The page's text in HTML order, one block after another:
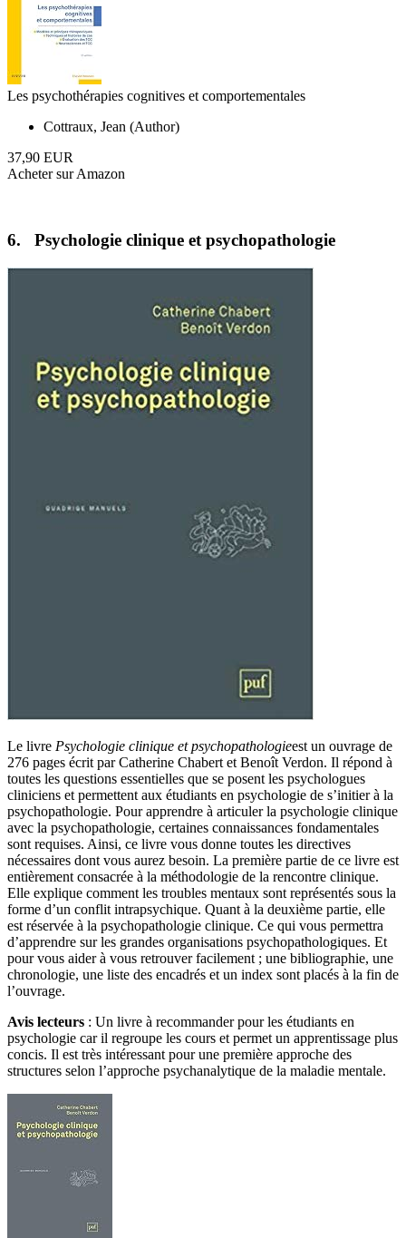
Les psychothérapies cognitives et comportementales
Cottraux, Jean (Author)
37,90 EUR
Acheter sur Amazon
6. Psychologie clinique et psychopathologie
Le livre Psychologie clinique et psychopathologieest un ouvrage de
276 pages écrit par Catherine Chabert et Benoît Verdon. Il répond à
toutes les questions essentielles que se posent les psychologues
cliniciens et permettent aux étudiants en psychologie de s’initier à la
psychopathologie. Pour apprendre à articuler la psychologie clinique
avec la psychopathologie, certaines connaissances fondamentales
sont requises. Ainsi, ce livre vous donne toutes les directives
nécessaires dont vous aurez besoin. La première partie de ce livre est
entièrement consacrée à la méthodologie de la rencontre clinique.
Elle explique comment les troubles mentaux sont représentés sous la
forme d’un conflit intrapsychique. Quant à la deuxième partie, elle
est réservée à la psychopathologie clinique. Ce qui vous permettra
d’apprendre sur les grandes organisations psychopathologiques. Et
pour vous aider à vous retrouver facilement ; une bibliographie, une
chronologie, une liste des encadrés et un index sont placés à la fin de
l’ouvrage.
Avis lecteurs : Un livre à recommander pour les étudiants en
psychologie car il regroupe les cours et permet un apprentissage plus
concis. Il est très intéressant pour une première approche des
structures selon l’approche psychanalytique de la maladie mentale.